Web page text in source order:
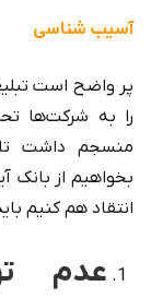
آسیب شناسی
پر واضح است
را به شرکت‌ها
منسجم داشت تا
بخواهیم از بانک
انتقاد هم کنیم
عدم